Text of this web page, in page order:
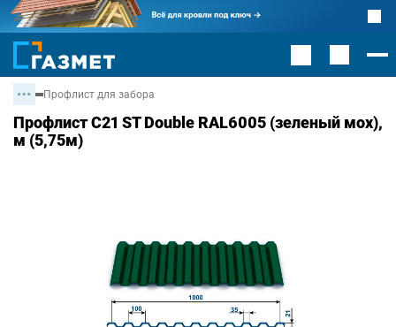
Профлист для забора
Профлист С21 ST Double RAL6005 (зеленый мох),
м (5,75м)